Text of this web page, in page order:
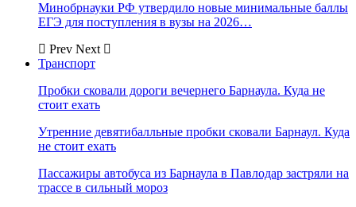
Минобрнауки РФ утвердило новые минимальные баллы
ЕГЭ для поступления в вузы на 2026…
Prev Next
Транспорт
Пробки сковали дороги вечернего Барнаула. Куда не
стоит ехать
Утренние девятибалльные пробки сковали Барнаул. Куда
не стоит ехать
Пассажиры автобуса из Барнаула в Павлодар застряли на
трассе в сильный мороз